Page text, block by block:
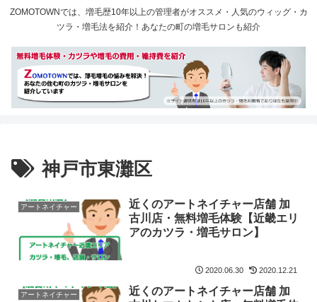
ZOMOTOWNでは、増毛歴10年以上の管理者がオススメ・人気のウィッグ・カ
ツラ・増毛法を紹介！あなたの町の増毛サロンも紹介
神戸市東灘区
アートネイチャー
近くのアートネイチャー店舗 加
古川店・無料増毛体験【近畿エリ
アのカツラ・増毛サロン】
2020.06.30 2020.12.21
アートネイチャー
近くのアートネイチャー店舗 加